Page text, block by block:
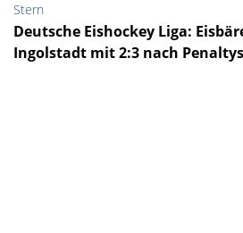
Stern
Deutsche Eishockey Liga:
Ingolstadt mit 2:3 nach